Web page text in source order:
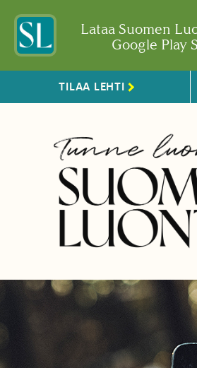
Lataa Suomen
Google Play
TILAA LEHTI